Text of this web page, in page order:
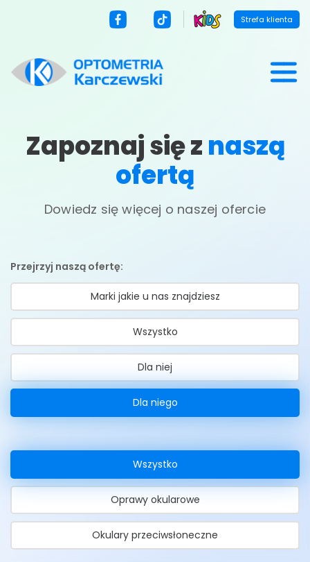
Strefa klienta
Zapoznaj się znaszą
ofertą
Dowiedz się więcej o naszej ofercie
Przejrzyj naszą ofertę:
Marki jakie u nas znajdziesz
Wszystko
Dla niej
Dla niego
Wszystko
Oprawy okularowe
Okulary przeciwsłoneczne